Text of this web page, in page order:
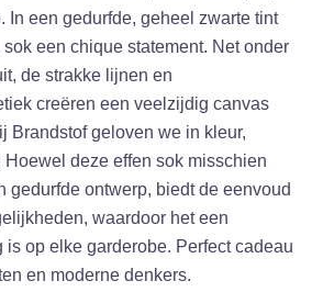
In een gedurfde, geheel zwarte tint
een chique statement. Net onder
de strakke lijnen en
creëren een veelzijdig canvas
Brandstof geloven we in kleur,
deze effen sok misschien
gedurfde ontwerp, biedt de eenvoud
waardoor het een
op elke garderobe. Perfect cadeau
en moderne denkers.